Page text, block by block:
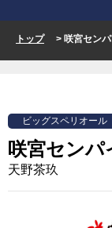
トップ> 咲宮センパ
ビッグスペリオール
咲宮セン
天野茶玖